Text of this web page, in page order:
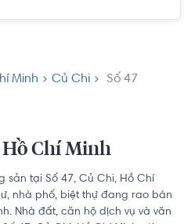
Minh Củ Chi Số 47
Hồ Chí Minh
sản tại Số 47, Củ Chi, Hồ Chí
nhà phố, biệt thự đang rao bán
Nhà đất, căn hộ dịch vụ và văn